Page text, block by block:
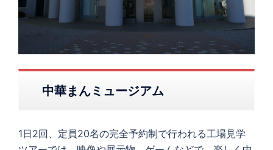
中華まんミュージアム
1日2回、定員20名の完全予約制で行われる工場見学